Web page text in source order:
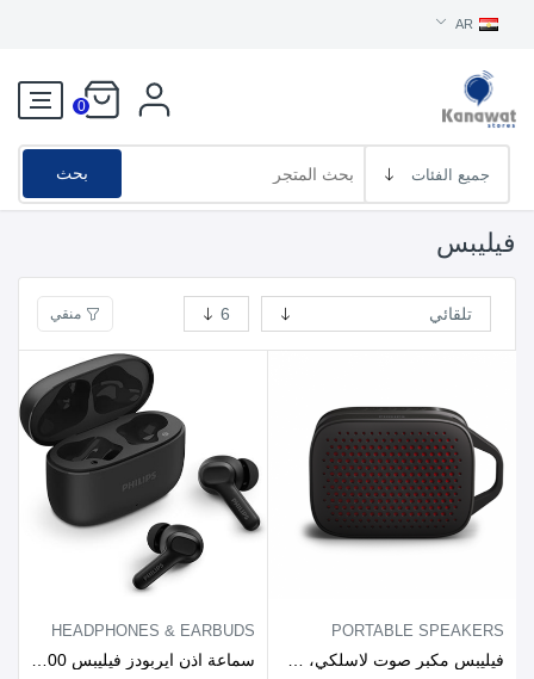
AR
0
بحث
فيليبس
منقي
PORTABLE SPEAKERS
HEADPHONES & EARBUDS